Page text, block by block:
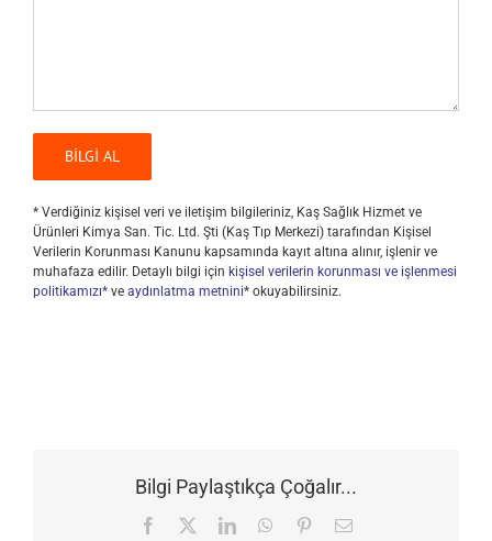
* Verdiğiniz kişisel veri ve iletişim bilgileriniz, Kaş Sağlık Hizmet ve
Ürünleri Kimya San. Tic. Ltd. Şti (Kaş Tıp Merkezi) tarafından Kişisel
Verilerin Korunması Kanunu kapsamında kayıt altına alınır, işlenir ve
muhafaza edilir. Detaylı bilgi için kişisel verilerin korunması ve işlenmesi
politikamızı* ve aydınlatma metnini* okuyabilirsiniz.
Bilgi Paylaştıkça Çoğalır...
Facebook LinkedInWhatsApp
Pinterest
E-